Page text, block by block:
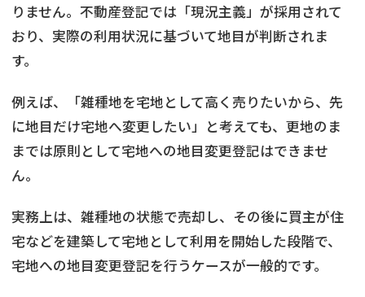
りません。不動産登記では「現況主義」が採用されて
おり、実際の利用状況に基づいて地目が判断されま
す。
例えば、「雑種地を宅地として高く売りたいから、先
に地目だけ宅地へ変更したい」と考えても、更地のま
までは原則として宅地への地目変更登記はできませ
ん。
実務上は、雑種地の状態で売却し、その後に買主が住
宅などを建築して宅地として利用を開始した段階で、
宅地への地目変更登記を行うケースが一般的です。